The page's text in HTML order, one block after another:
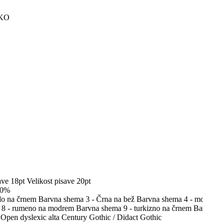
18pt Velikost pisave 20pt
na črnem Barvna shema 3 - Črna na bež Barvna shema 4 -
- rumeno na modrem Barvna shema 9 - turkizno na črnem
Open dyslexic alta Century Gothic / Didact Gothic